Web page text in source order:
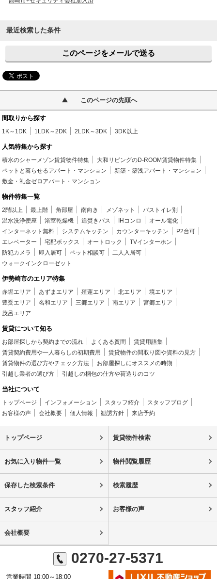
最近検索した条件
このページをメールで送る
このページの先頭へ
間取りから探す
1K～1DK 1LDK～2DK 2LDK～3DK 3DK以上
人気特集から探す
積水のシャーメゾン賃貸物件特集
大和リビングのD-ROOM賃貸物件特集
ペットと暮らせるアパート・マンション
新築・築浅アパート・マンション
敷金・礼金ゼロアパート・マンション
物件特集一覧
2階以上 最上階 角部屋 南向き メゾネット
バストイレ別
温水洗浄便座
浴室乾燥機 追焚きバス IHコンロ
オール電化
インターネット無料
システムキッチン カウンターキッチン
P2台可
エレベーター
宅配ボックス オートロック
TVインターホン
防犯カメラ
即入居可 ペット相談可
二人入居可
ウォークインクローゼット
伊勢崎市のエリア特集
赤堀エリア あずまエリア 殖蓮エリア 北エリア
境エリア
豊受エリア
名和エリア 三郷エリア 南エリア
宮郷エリア
茂呂エリア
賃貸について知る
お部屋探しから契約までの流れ よくある質問
賃貸用語集
賃貸契約費用や一人暮らしの初期費用
賃貸物件の間取り図や資料の見方
賃貸物件の選び方やチェック方法
お部屋探しにオススメの時期
引越し業者の選び方
引越しの梱包の仕方や荷造りのコツ
当社について
トップページ インフォメーション スタッフ紹介
スタッフブログ
お客様の声
会社概要 個人情報 勧誘方針 来店予約
トップページ 賃貸物件検索
お気に入り物件一覧 物件閲覧履歴
保存した検索条件 検索履歴
スタッフ紹介 お客様の声
会社概要
0270-27-5371
営業時間 10:00～18:00